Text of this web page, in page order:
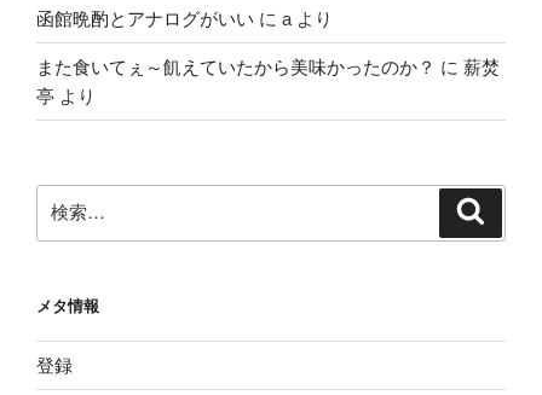
函館晩酌とアナログがいい に a より
また食いてぇ～飢えていたから美味かったのか？ に 薪焚
亭 より
索:
メタ情報
登録